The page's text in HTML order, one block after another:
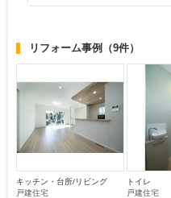
リフォーム事例 （9件）
キッチン・台所/リビング
戸建住宅
トイレ
戸建住宅